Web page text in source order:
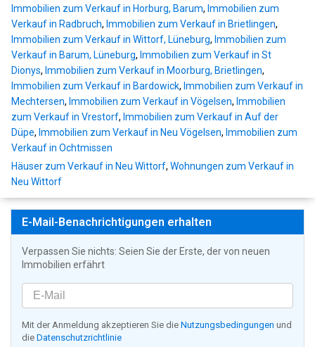
Immobilien zum Verkauf in Horburg, Barum, Immobilien zum
Verkauf in Radbruch, Immobilien zum Verkauf in Brietlingen,
Immobilien zum Verkauf in Wittorf, Lüneburg, Immobilien zum
Verkauf in Barum, Lüneburg, Immobilien zum Verkauf in St
Dionys, Immobilien zum Verkauf in Moorburg, Brietlingen,
Immobilien zum Verkauf in Bardowick, Immobilien zum Verkauf in
Mechtersen, Immobilien zum Verkauf in Vögelsen, Immobilien
zum Verkauf in Vrestorf, Immobilien zum Verkauf in Auf der
Düpe, Immobilien zum Verkauf in Neu Vögelsen, Immobilien zum
Verkauf in Ochtmissen
Häuser zum Verkauf in Neu Wittorf, Wohnungen zum Verkauf in
Neu Wittorf
E-Mail-Benachrichtigungen erhalten
Verpassen Sie nichts: Seien Sie der Erste, der von neuen
Immobilien erfährt
Mit der Anmeldung akzeptieren Sie die Nutzungsbedingungen und
die Datenschutzrichtlinie